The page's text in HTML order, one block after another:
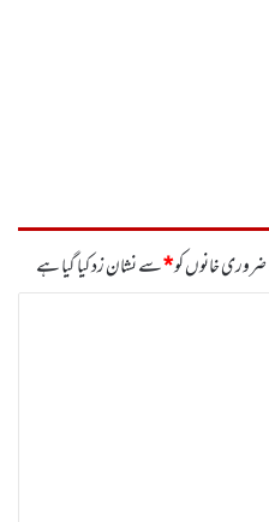
ضروری خانوں کو*سے نشان زد کیا گیا ہے